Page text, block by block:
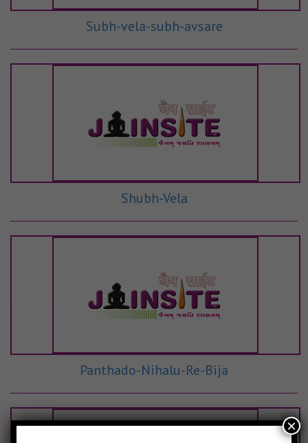
Subh-vela-subh-avsare
Shubh-Vela
Panthado-Nihalu-Re-Bija
×